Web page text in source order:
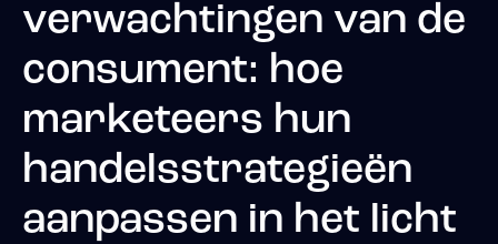
verwachtingen van de
consument: hoe
marketeers hun
handelsstrategieën
aanpassen in het licht